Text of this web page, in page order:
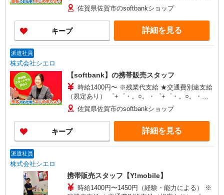
当） ※時間外手当は時間外労働の有無にかかわら
ず、固定残業代として支給し、相当時間を超える
時間外労働分は法定どおり追加で支給します。 ※
試用期間あり3ヶ月 月給25万円以上 ※残業代支
給 ★交通費別途支給（規定あり） ゜+゜・。
佐賀県佐賀市のsoftbankショップ
キープ 詳細を見る
派遣社員
株式会社シエロ
【softbank】の携帯販売スタッフ
時給1400円〜 ※残業代支給 ★交通費別途支給
（規定あり） ゜+゜・。○。・゜+゜・。○。・゜
+゜ 入社祝い金10万円支給(規定有) お友達を紹介
頂くと, インセンティブ支給(規定有) ★月2回払
い・週払い可能（規程有）★ ゜・。○。・゜
+゜・。○。・゜+゜
佐賀県佐賀市のsoftbankショップ
キープ 詳細を見る
派遣社員
株式会社シエロ
携帯販売スタッフ【Y!mobile】
時給1400円〜1450円（経験・能力による） ※